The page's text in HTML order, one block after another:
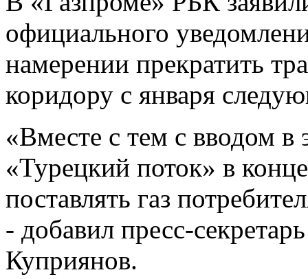
официального
намерении прекратить
коридору с января
«Вместе с тем с вводом в
«Турецкий поток» в
поставлять газ
- добавил пресс-
Куприянов.